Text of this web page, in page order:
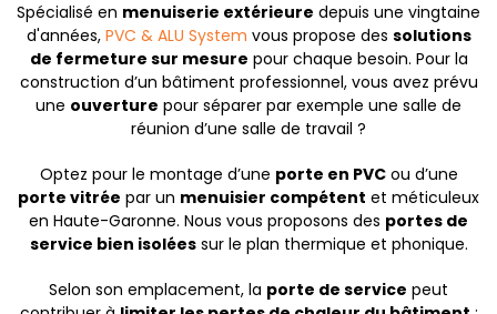
Spécialisé en menuiserie extérieure depuis une vingtaine
d'années, PVC & ALU System vous propose des solutions
de fermeture sur mesure pour chaque besoin. Pour la
construction d’un bâtiment professionnel, vous avez prévu
une ouverture pour séparer par exemple une salle de
réunion d’une salle de travail ?
Optez pour le montage d’une porte en PVCou d’une
porte vitrée par un menuisier compétent et méticuleux
en Haute-Garonne. Nous vous proposons des portes de
service bien isoléessur le plan thermique et phonique.
Selon son emplacement, la porte de service peut